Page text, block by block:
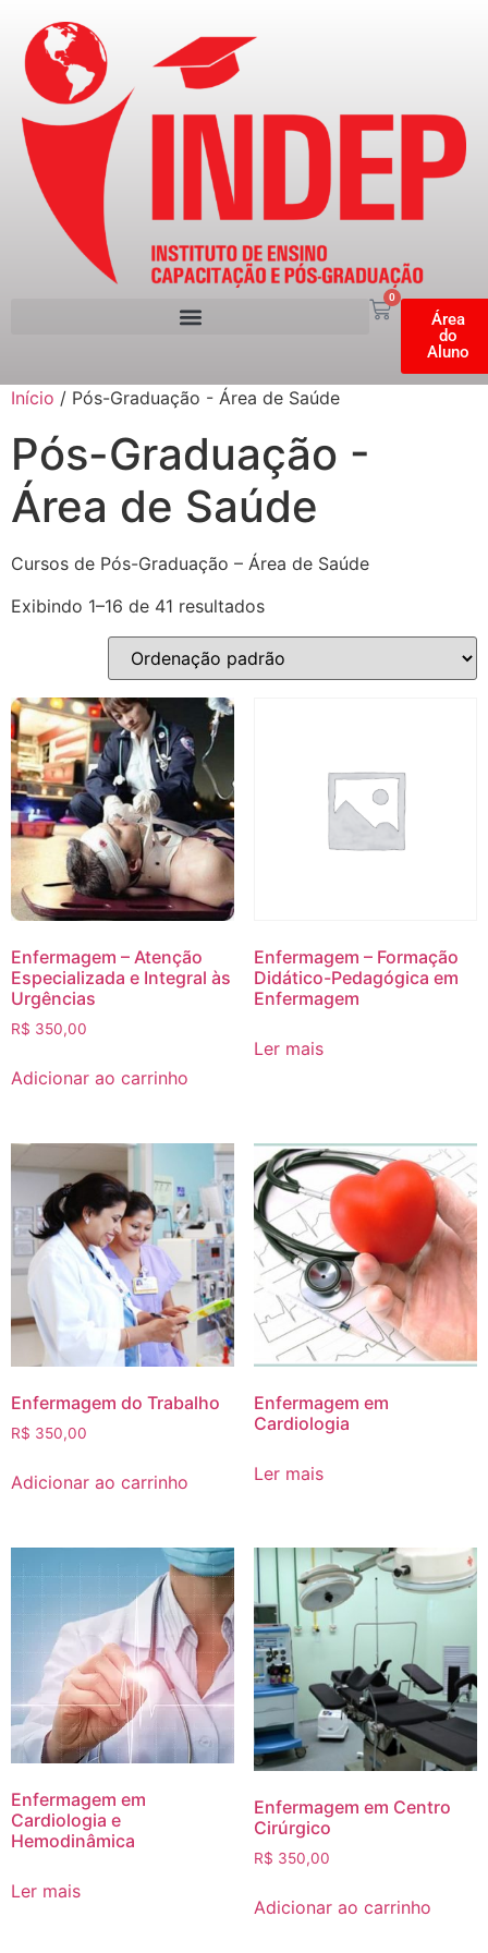
0
Área
do
Aluno
Início / Pós-Graduação - Área de Saúde
Pós-Graduação -
Área de Saúde
Cursos de Pós-Graduação – Área de Saúde
Exibindo 1–16 de 41 resultados
Enfermagem – Atenção
Especializada e Integral às
Urgências
R$ 350,00
Adicionar ao carrinho
Enfermagem – Formação
Didático-Pedagógica em
Enfermagem
Ler mais
Enfermagem do Trabalho
R$ 350,00
Adicionar ao carrinho
Enfermagem em
Cardiologia
Ler mais
Enfermagem em
Cardiologia e
Hemodinâmica
Ler mais
Enfermagem em Centro
Cirúrgico
R$ 350,00
Adicionar ao carrinho